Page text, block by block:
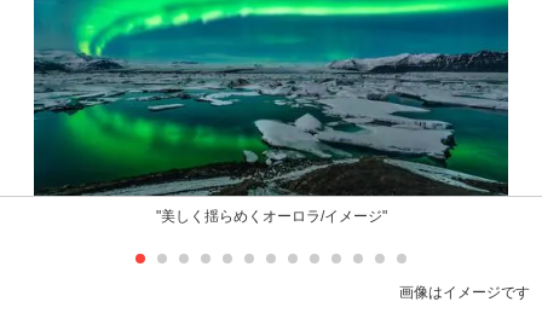
"美しく揺らめくオーロラ/イメージ"
画像はイメージです